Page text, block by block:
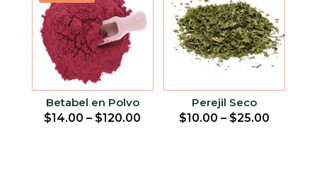
Betabel en Polvo
$14.00 – $120.00
Perejil Seco
$10.00 – $25.00